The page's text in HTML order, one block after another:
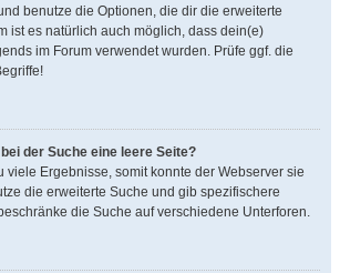
benutze die Optionen, die dir die erweiterte
ist es natürlich auch möglich, dass dein(e)
im Forum verwendet wurden. Prüfe ggf. die
der Suche eine leere Seite?
viele Ergebnisse, somit konnte der Webserver sie
die erweiterte Suche und gib spezifischere
die Suche auf verschiedene Unterforen.